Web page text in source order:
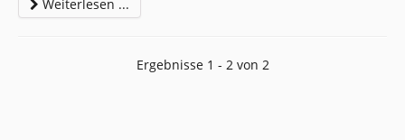
Weiterlesen ...
Ergebnisse 1 - 2 von 2